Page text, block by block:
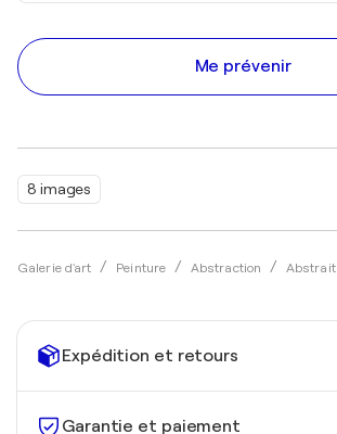
8 images
Galerie d'art Peinture Abstraction Abstrait
Me prévenir
Expédition et retours
Garantie et paiement